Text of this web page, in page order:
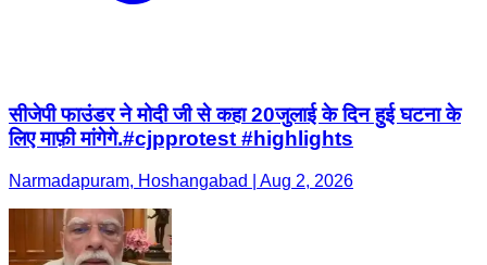
सीजेपी फाउंडर ने मोदी जी से कहा 20जुलाई के दिन हुई घटना के
लिए माफ़ी मांगेगे.#cjpprotest #highlights
Narmadapuram, Hoshangabad | Aug 2, 2026